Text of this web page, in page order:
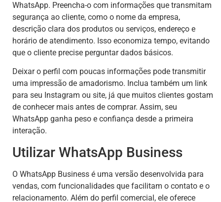
WhatsApp. Preencha-o com informações que transmitam
segurança ao cliente, como o nome da empresa,
descrição clara dos produtos ou serviços, endereço e
horário de atendimento. Isso economiza tempo, evitando
que o cliente precise perguntar dados básicos.
Deixar o perfil com poucas informações pode transmitir
uma impressão de amadorismo. Inclua também um link
para seu Instagram ou site, já que muitos clientes gostam
de conhecer mais antes de comprar. Assim, seu
WhatsApp ganha peso e confiança desde a primeira
interação.
Utilizar WhatsApp Business
O WhatsApp Business é uma versão desenvolvida para
vendas, com funcionalidades que facilitam o contato e o
relacionamento. Além do perfil comercial, ele oferece